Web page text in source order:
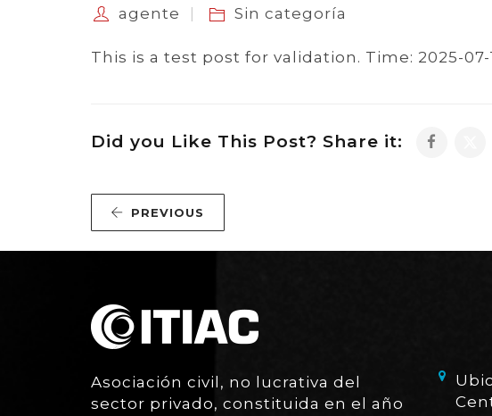
agente Sin categoría
This is a test post for validation. Time: 2025-07-
Did you Like This Post? Share it:
PREVIOUS
Asociación civil, no lucrativa del
sector privado, constituida en el año